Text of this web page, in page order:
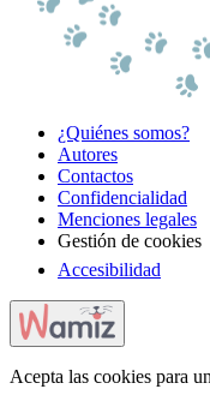
¿Quiénes somos?
Autores
Contactos
Confidencialidad
Menciones legales
Gestión de cookies
Accesibilidad
Acepta las cookies para